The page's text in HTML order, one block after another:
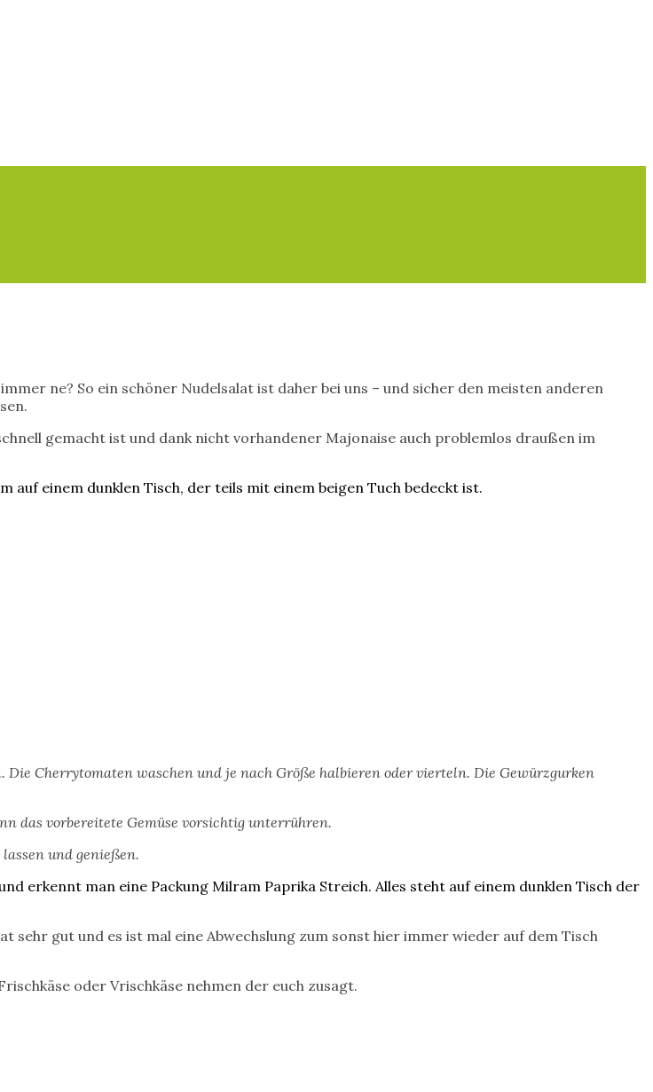
ne? So ein schöner Nudelsalat ist daher bei uns – und sicher den meisten anderen
gemacht ist und dank nicht vorhandener Majonaise auch problemlos draußen im
Cherrytomaten waschen und je nach Größe halbieren oder vierteln. Die Gewürzgurken
das vorbereitete Gemüse vorsichtig unterrühren.
und genießen.
sehr gut und es ist mal eine Abwechslung zum sonst hier immer wieder auf dem Tisch
oder Vrischkäse nehmen der euch zusagt.